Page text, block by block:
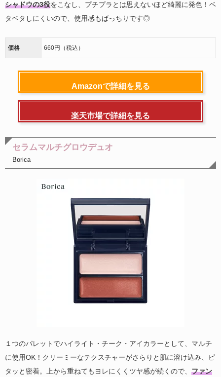
シャドウの3役をこなし、プチプラとは思えないほど綺麗に発色！ベ
タベタしにくいので、使用感もばっちりです◎
価格 660円（税込）
Amazonで詳細を見る
楽天市場で詳細を見る
セラムマルチグロウデュオ
Borica
１つのパレットでハイライト・チーク・アイカラーとして、マルチ
に使用OK！クリーミーなテクスチャーがさらりと肌に溶け込み、ピ
タッと密着。上から重ねてもヨレにくくツヤ感が続くので、 ファン